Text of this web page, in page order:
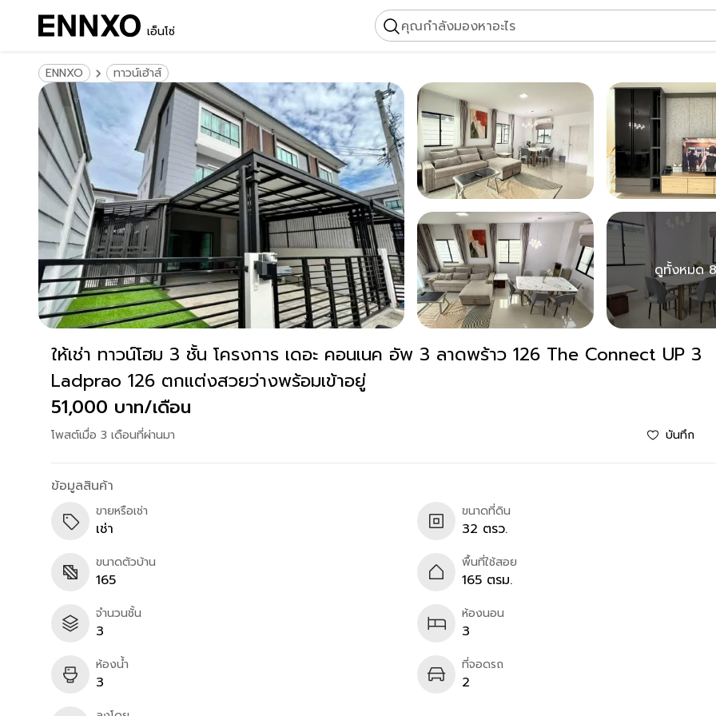
เอ็นโซ่ คุณกำลังมองหาอะไร
ENNXO ทาวน์เฮ้าส์
ดูทั้งหมด
ให้เช่า ทาวน์โฮม 3 ชั้น โครงการ เดอะ คอนเนค อัพ 3 ลาดพร้าว 126 The Connect UP 3
Ladprao 126 ตกแต่งสวยว่างพร้อมเข้าอยู่
51,000 บาท/เดือน
โพสต์เมื่อ 3 เดือนที่ผ่านมา บันทึก
ข้อมูลสินค้า
ขายหรือเช่า
เช่า
ขนาดที่ดิน
32 ตรว.
ขนาดตัวบ้าน
165
พื้นที่ใช้สอย
165 ตรม.
จำนวนชั้น
3
ห้องนอน
3
ห้องน้ำ
3
ที่จอดรถ
2